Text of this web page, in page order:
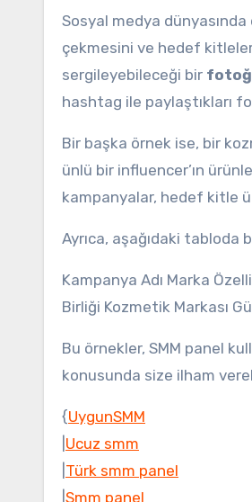
Sosyal medya
çekmesini ve hedef
sergileyebileceği bir
hashtag ile paylaştıkları
Bir başka örnek ise, bir
ünlü bir influencer’ın
kampanyalar, hedef kitle
Ayrıca, aşağıdaki tabloda
Kampanya Adı Marka
Birliği Kozmetik Markası
Bu örnekler, SMM panel
konusunda size ilham
{UygunSMM
Ucuz smm
Türk smm panel
Smm panel